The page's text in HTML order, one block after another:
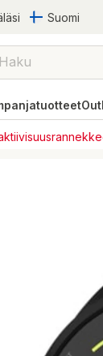
Suomi